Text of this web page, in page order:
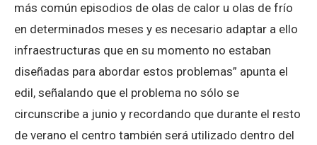
más común episodios de olas de calor u olas de frío
en determinados meses y es necesario adaptar a ello
infraestructuras que en su momento no estaban
diseñadas para abordar estos problemas” apunta el
edil, señalando que el problema no sólo se
circunscribe a junio y recordando que durante el resto
de verano el centro también será utilizado dentro del